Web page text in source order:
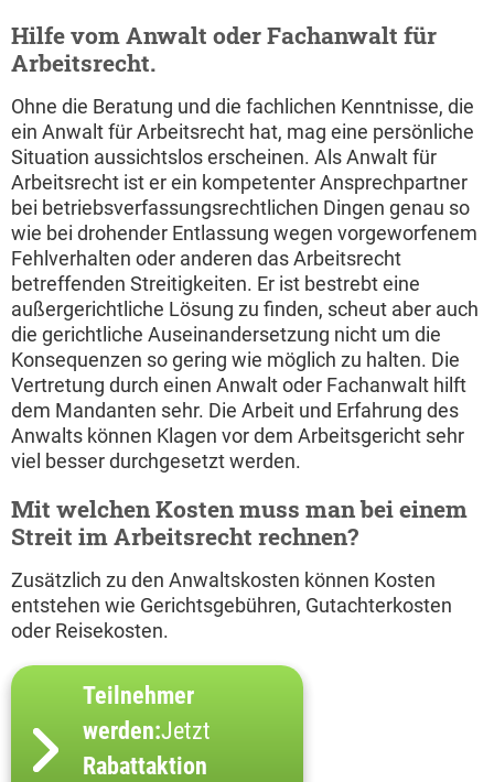
Hilfe vom Anwalt oder Fachanwalt für
Arbeitsrecht.
Ohne die Beratung und die fachlichen Kenntnisse, die
ein Anwalt für Arbeitsrecht hat, mag eine persönliche
Situation aussichtslos erscheinen. Als Anwalt für
Arbeitsrecht ist er ein kompetenter Ansprechpartner
bei betriebsverfassungsrechtlichen Dingen genau so
wie bei drohender Entlassung wegen vorgeworfenem
Fehlverhalten oder anderen das Arbeitsrecht
betreffenden Streitigkeiten. Er ist bestrebt eine
außergerichtliche Lösung zu finden, scheut aber auch
die gerichtliche Auseinandersetzung nicht um die
Konsequenzen so gering wie möglich zu halten. Die
Vertretung durch einen Anwalt oder Fachanwalt hilft
dem Mandanten sehr. Die Arbeit und Erfahrung des
Anwalts können Klagen vor dem Arbeitsgericht sehr
viel besser durchgesetzt werden.
Mit welchen Kosten muss man bei einem
Streit im Arbeitsrecht rechnen?
Zusätzlich zu den Anwaltskosten können Kosten
entstehen wie Gerichtsgebühren, Gutachterkosten
oder Reisekosten.
Teilnehmer
werden:Jetzt
Rabattaktion